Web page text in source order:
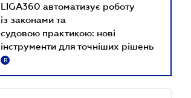
LIGA360 автоматизує роботу
із законами та
судовою практикою: нові
інструменти для точніших рішень
R